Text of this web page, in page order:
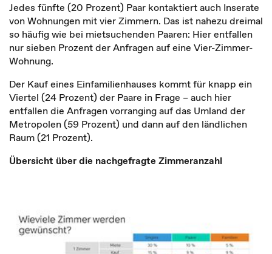
Jedes fünfte (20 Prozent) Paar kontaktiert auch Inserate
von Wohnungen mit vier Zimmern. Das ist nahezu dreimal
so häufig wie bei mietsuchenden Paaren: Hier entfallen
nur sieben Prozent der Anfragen auf eine Vier-Zimmer-
Wohnung.
Der Kauf eines Einfamilienhauses kommt für knapp ein
Viertel (24 Prozent) der Paare in Frage – auch hier
entfallen die Anfragen vorranging auf das Umland der
Metropolen (59 Prozent) und dann auf den ländlichen
Raum (21 Prozent).
Übersicht über die nachgefragte Zimmeranzahl